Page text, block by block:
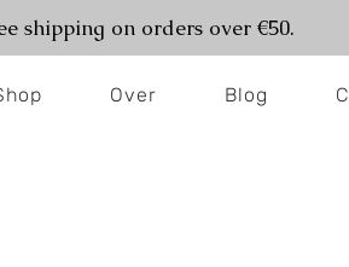
shipping on orders over €50.
Over Blog